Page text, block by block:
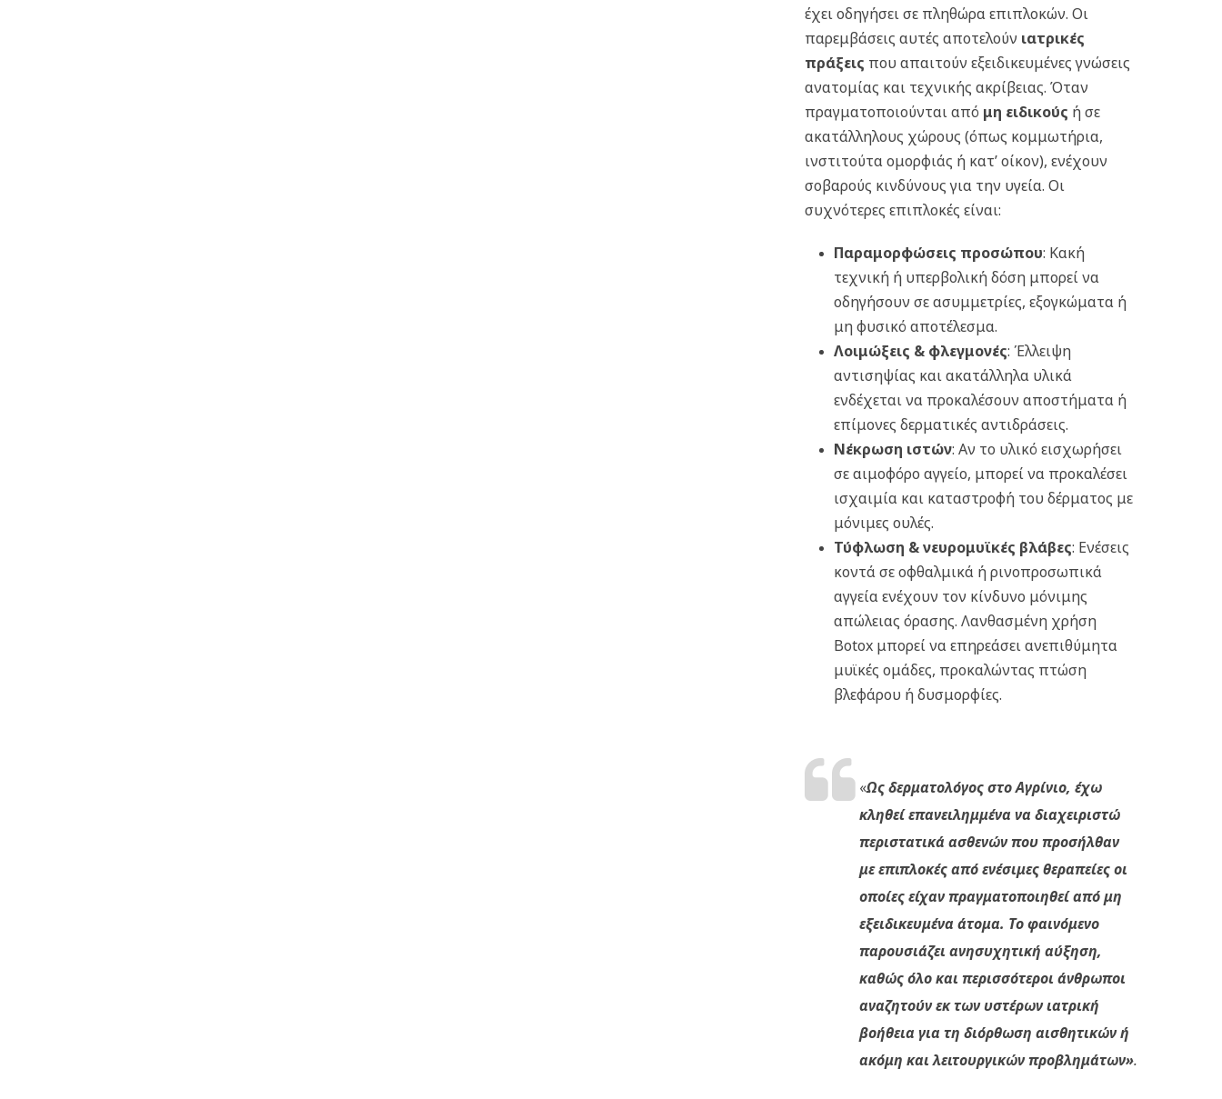
έχει οδηγήσει σε πληθώρα επιπλοκών. Οι
παρεμβάσεις αυτές αποτελούν ιατρικές
πράξεις που απαιτούν εξειδικευμένες γνώσεις
ανατομίας και τεχνικής ακρίβειας. Όταν
πραγματοποιούνται από μη ειδικούς ή σε
ακατάλληλους χώρους (όπως κομμωτήρια,
ινστιτούτα ομορφιάς ή κατ’ οίκον), ενέχουν
σοβαρούς κινδύνους για την υγεία. Οι
συχνότερες επιπλοκές είναι:
Παραμορφώσεις προσώπου: Κακή
τεχνική ή υπερβολική δόση μπορεί να
οδηγήσουν σε ασυμμετρίες, εξογκώματα ή
μη φυσικό αποτέλεσμα.
Λοιμώξεις & φλεγμονές: Έλλειψη
αντισηψίας και ακατάλληλα υλικά
ενδέχεται να προκαλέσουν αποστήματα ή
επίμονες δερματικές αντιδράσεις.
Νέκρωση ιστών: Αν το υλικό εισχωρήσει
σε αιμοφόρο αγγείο, μπορεί να προκαλέσει
ισχαιμία και καταστροφή του δέρματος με
μόνιμες ουλές.
Τύφλωση & νευρομυϊκές βλάβες: Ενέσεις
κοντά σε οφθαλμικά ή ρινοπροσωπικά
αγγεία ενέχουν τον κίνδυνο μόνιμης
απώλειας όρασης. Λανθασμένη χρήση
Botox μπορεί να επηρεάσει ανεπιθύμητα
μυϊκές ομάδες, προκαλώντας πτώση
βλεφάρου ή δυσμορφίες.
«Ως δερματολόγος στο Αγρίνιο, έχω
κληθεί επανειλημμένα να διαχειριστώ
περιστατικά ασθενών που προσήλθαν
με επιπλοκές από ενέσιμες θεραπείες οι
οποίες είχαν πραγματοποιηθεί από μη
εξειδικευμένα άτομα. Το φαινόμενο
παρουσιάζει ανησυχητική αύξηση,
καθώς όλο και περισσότεροι άνθρωποι
αναζητούν εκ των υστέρων ιατρική
βοήθεια για τη διόρθωση αισθητικών ή
ακόμη και λειτουργικών προβλημάτων».